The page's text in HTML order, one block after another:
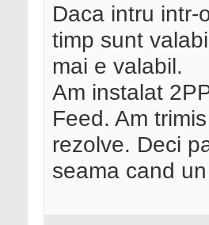
Daca intru intr-
timp sunt
mai e valabil.
Am instalat
Feed. Am
rezolve. Deci
seama cand